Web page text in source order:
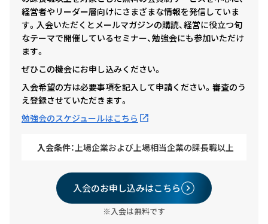
経営者やリーダー層向けにさまざまな情報を発信していま
す。入会いただくとメールマガジンの購読、経営に役立つ旬
なテーマで開催しているセミナー、勉強会にも参加いただけ
ます。
ぜひこの機会にお申し込みください。
入会希望の方は必要事項を記入して申請ください。審査のう
え登録させていただきます。
勉強会のスケジュールはこちら
入会条件： 上場企業および上場相当企業の課長職以上
入会のお申し込みはこちら
※入会は無料です